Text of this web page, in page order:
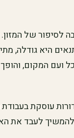
לסיפור של
היא גודלה,
המקום, והופך
עוסקת בעבודת
לעבד את